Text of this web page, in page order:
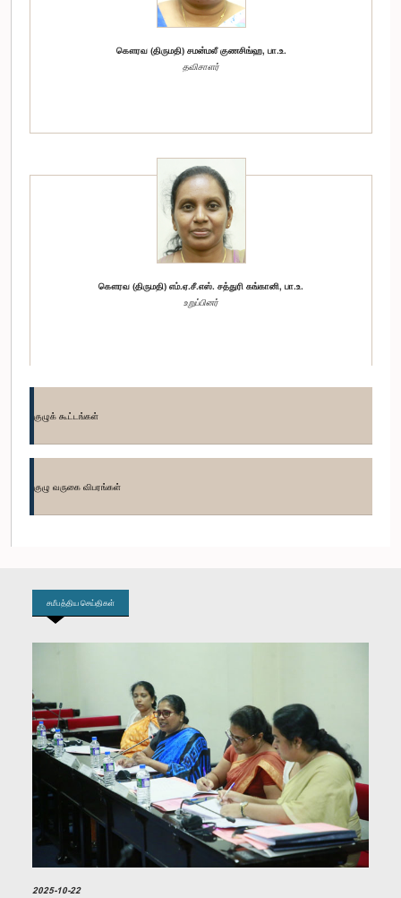
கௌரவ (திருமதி) சமன்மலீ குணசிங்ஹ, பா.உ.
தவிசாளர்
கௌரவ (திருமதி) எம்.ஏ.சீ.எஸ். சத்துரி கங்கானி, பா.உ.
உறுப்பினர்
கௌரவ சுனில் ரத்னசிரி, பா.உ.
உறுப்பினர்
குழுக் கூட்டங்கள்
குழு வருகை விபரங்கள்
சமீபத்திய செய்திகள்
2025-10-22